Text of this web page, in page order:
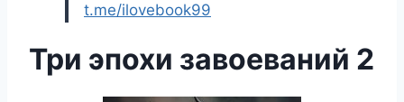
t.me/ilovebook99
Три эпохи завоеваний 2